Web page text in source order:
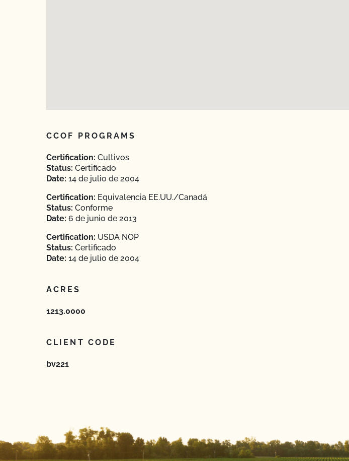
CCOF PROGRAMS
Certification: Cultivos
Status: Certificado
Date: 14 de julio de 2004
Certification: Equivalencia EE.UU./Canadá
Status: Conforme
Date: 6 de junio de 2013
Certification: USDA NOP
Status: Certificado
Date: 14 de julio de 2004
ACRES
1213.0000
CLIENT CODE
bv221